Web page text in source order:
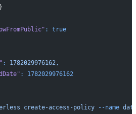
:
true
:
1782029976162,
:
1782029976162
create-access-policy --name